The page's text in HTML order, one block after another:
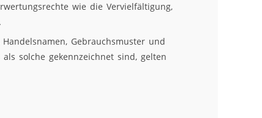
wie die Vervielfältigung,
Gebrauchsmuster und
solche gekennzeichnet sind, gelten